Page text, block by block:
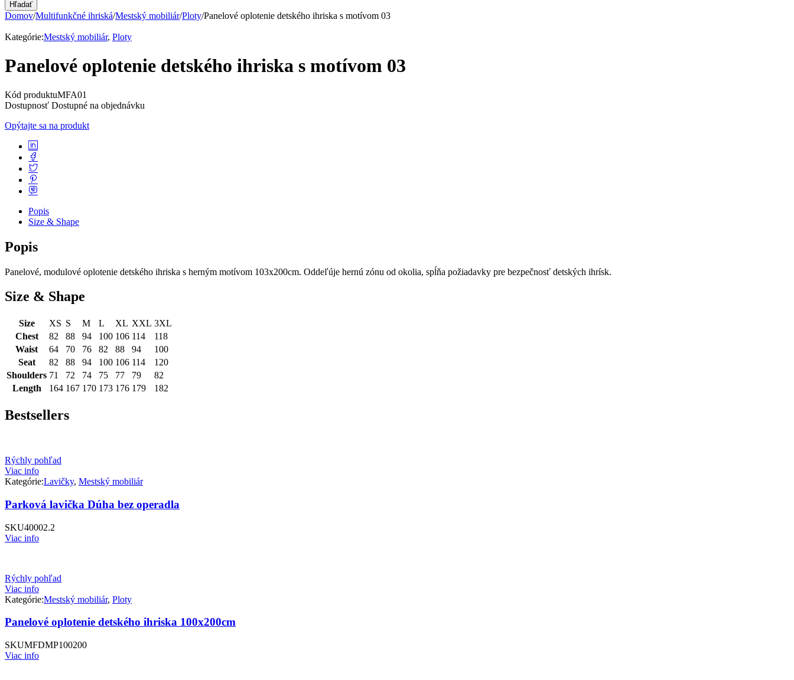
Domov/Multifunkčné ihriská/Mestský mobiliár/Ploty/Panelové oplotenie detského ihriska s motívom 03
Kategórie:Mestský mobiliár, Ploty
Panelové oplotenie detského ihriska s motívom 03
Kód produktuMFA01
Dostupnosť Dostupné na objednávku
Opýtajte sa na produkt
Popis
Size & Shape
Popis
Panelové, modulové oplotenie detského ihriska s herným motívom 103x200cm. Oddeľúje hernú zónu od okolia, spĺňa požiadavky pre bezpečnosť detských ihrísk.
Size & Shape
Size XS S M L XL XXL 3XL
Chest
82 88 94 100 106 114
118
Waist
64 70 76 82 88 94
100
Seat
82 88 94 100 106 114
120
Shoulders 71 72 74 75 77 79
82
Length
164 167 170 173 176 179 182
Bestsellers
Rýchly pohľad
Viac info
Kategórie:Lavičky, Mestský mobiliár
Parková lavička Dúha bez operadla
SKU40002.2
Viac info
Rýchly pohľad
Viac info
Kategórie:Mestský mobiliár, Ploty
Panelové oplotenie detského ihriska 100x200cm
SKUMFDMP100200
Viac info